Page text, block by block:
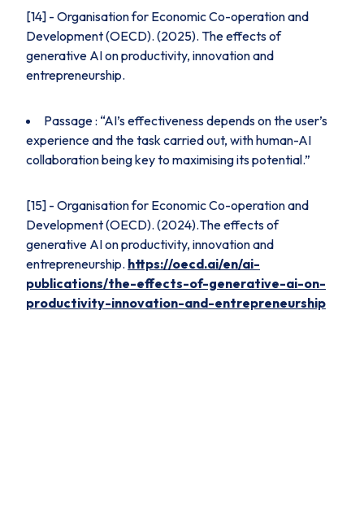
[14] - Organisation for Economic Co-operation and
Development (OECD). (2025). The effects of
generative AI on productivity, innovation and
entrepreneurship.
Passage : “AI’s effectiveness depends on the user’s
experience and the task carried out, with human-AI
collaboration being key to maximising its potential.”
[15] - Organisation for Economic Co-operation and
Development (OECD). (2024).The effects of
generative AI on productivity, innovation and
entrepreneurship. https://oecd.ai/en/ai-
publications/the-effects-of-generative-ai-on-
productivity-innovation-and-entrepreneurship